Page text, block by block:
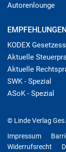
Autorenlounge
KODEX
Aktuelle
Aktuelle
SWK - Spezial
ASoK - Spezial
© Linde Verlag
Impressum
Widerrufsrecht